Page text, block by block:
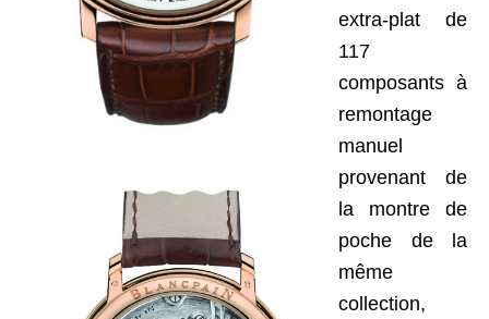
extra-plat de
117
composants à
remontage
manuel
provenant de
la montre de
poche de la
même
collection,